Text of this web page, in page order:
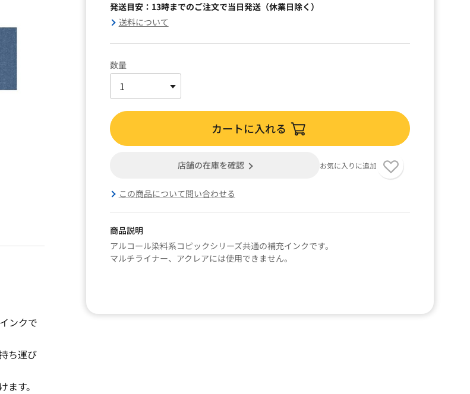
発送目安：13時までのご注文で当日発送（休業日除く）
送料について
数量
カートに入れる
店舗の在庫を確認 お気に入りに追加
この商品について問い合わせる
商品説明
アルコール染料系コピックシリーズ共通の補充インクです。
マルチライナー、アクレアには使用できません。
ンクで
ち運び
す。